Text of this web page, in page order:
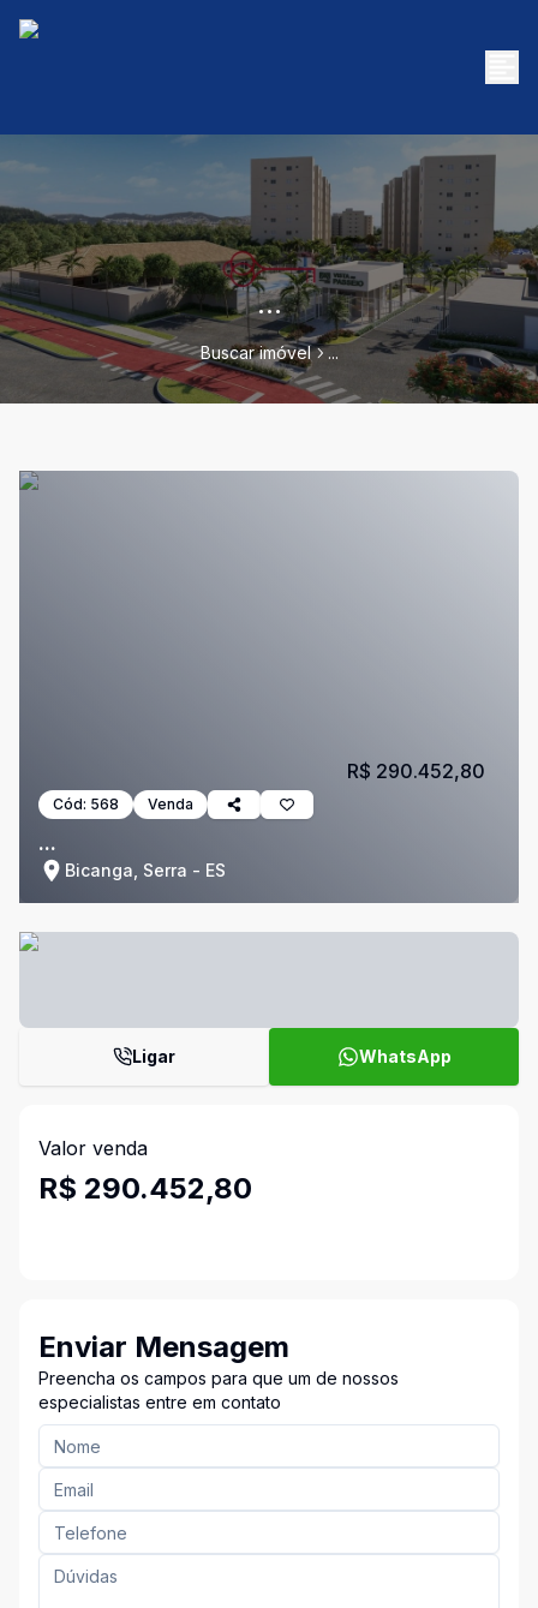
...
Buscar imóvel ...
Cód: 568 Venda
...
Bicanga, Serra - ES
R$ 290.452,80
Ligar WhatsApp
Valor venda
R$ 290.452,80
Enviar Mensagem
Preencha os campos para que um de nossos
especialistas entre em contato